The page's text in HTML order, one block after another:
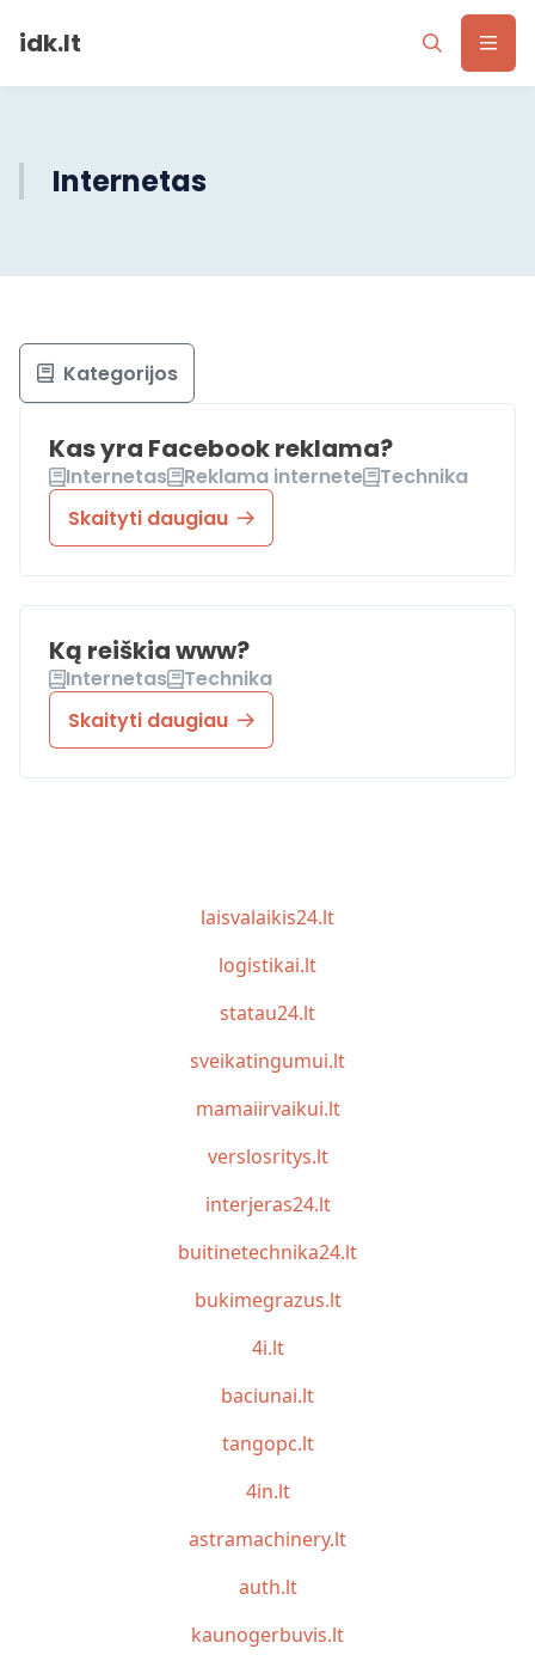
idk.lt
Internetas
Kas yra Facebook reklama?
Internetas Reklama internete
Technika
Skaityti daugiau
Ką reiškia www?
Internetas
Technika
Skaityti daugiau
Kategorijos
laisvalaikis24.lt
logistikai.lt
statau24.lt
sveikatingumui.lt
mamaiirvaikui.lt
verslosritys.lt
interjeras24.lt
buitinetechnika24.lt
bukimegrazus.lt
4i.lt
baciunai.lt
tangopc.lt
4in.lt
astramachinery.lt
auth.lt
kaunogerbuvis.lt